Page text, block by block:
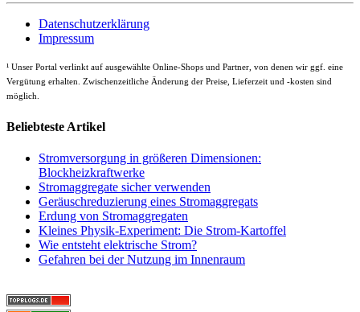
Datenschutzerklärung
Impressum
¹ Unser Portal verlinkt auf ausgewählte Online-Shops und Partner, von denen wir ggf. eine
Vergütung erhalten. Zwischenzeitliche Änderung der Preise, Lieferzeit und -kosten sind
möglich.
Beliebteste Artikel
Stromversorgung in größeren Dimensionen:
Blockheizkraftwerke
Stromaggregate sicher verwenden
Geräuschreduzierung eines Stromaggregats
Erdung von Stromaggregaten
Kleines Physik-Experiment: Die Strom-Kartoffel
Wie entsteht elektrische Strom?
Gefahren bei der Nutzung im Innenraum